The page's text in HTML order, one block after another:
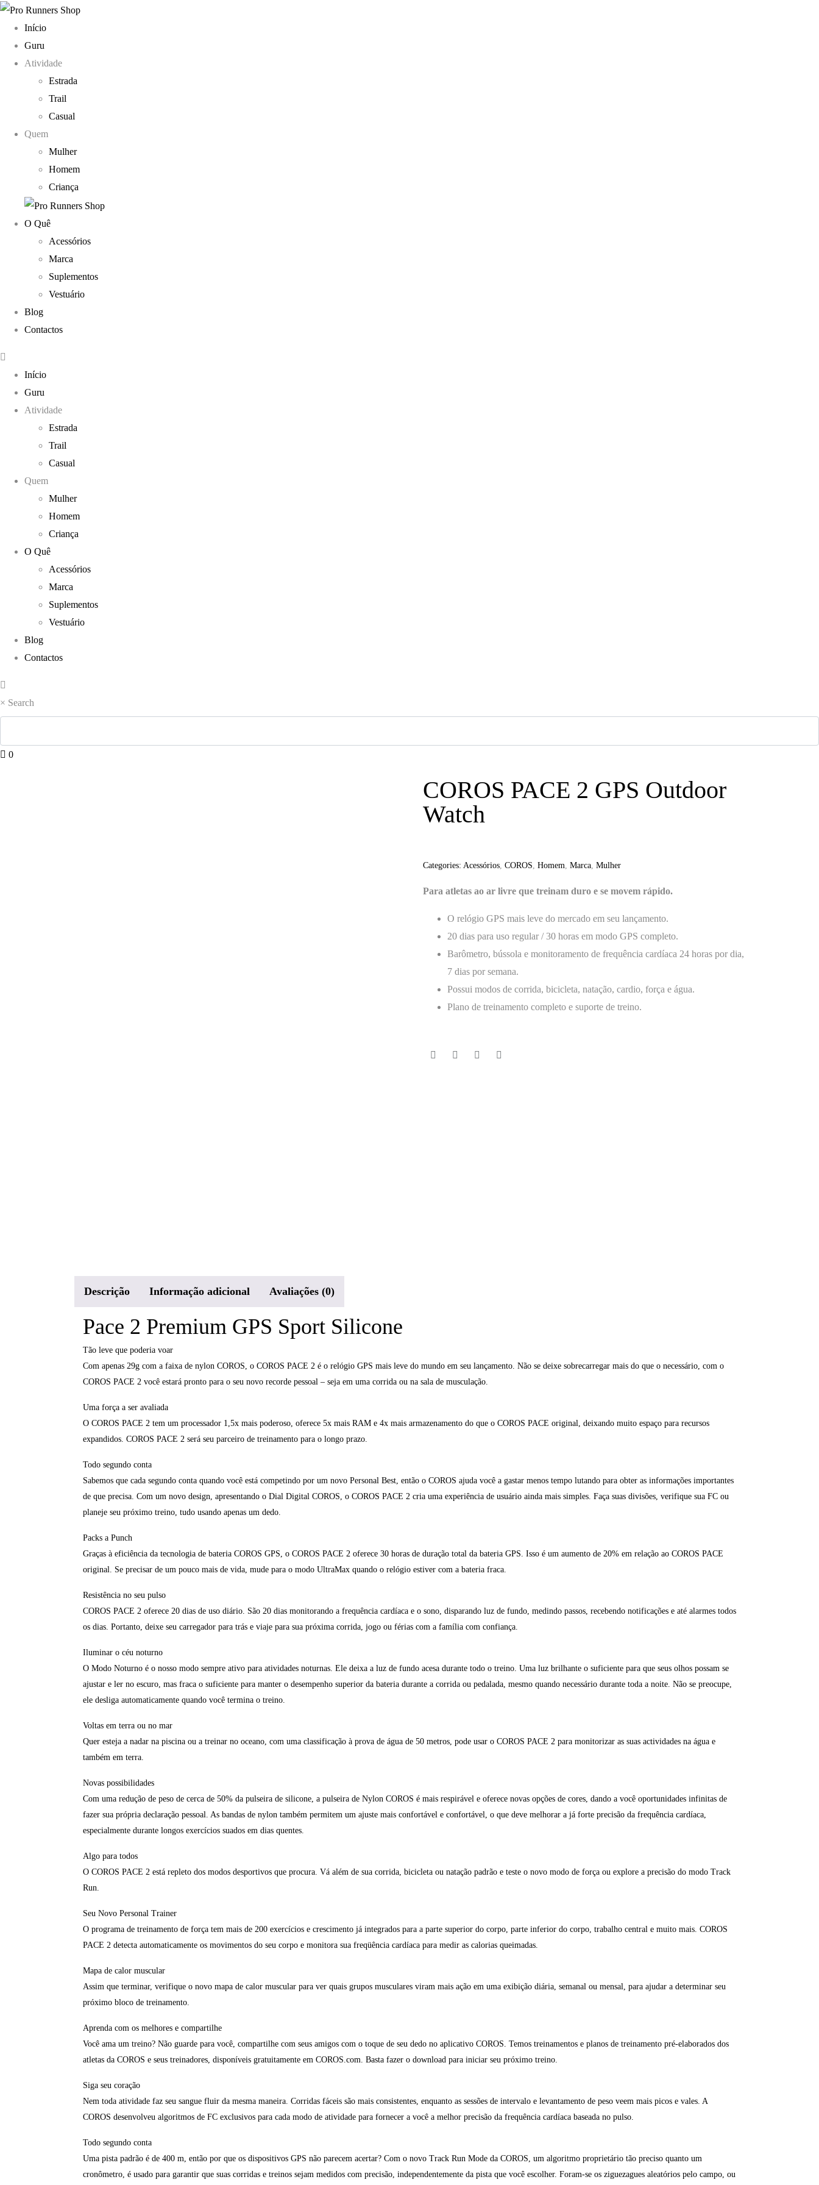
Início
Guru
Atividade
Estrada
Trail
Casual
Quem
Mulher
Homem
Criança
O Quê
Acessórios
Marca
Suplementos
Vestuário
Blog
Contactos
Início
Guru
Atividade
Estrada
Trail
Casual
Quem
Mulher
Homem
Criança
O Quê
Acessórios
Marca
Suplementos
Vestuário
Blog
Contactos
× Search
0
COROS PACE 2 GPS Outdoor
Watch
Categories: Acessórios, COROS, Homem, Marca, Mulher
Para atletas ao ar livre que treinam duro e se movem rápido.
O relógio GPS mais leve do mercado em seu lançamento.
20 dias para uso regular / 30 horas em modo GPS completo.
Barômetro, bússola e monitoramento de frequência cardíaca 24 horas por dia,
7 dias por semana.
Possui modos de corrida, bicicleta, natação, cardio, força e água.
Plano de treinamento completo e suporte de treino.
Descrição Informação adicional Avaliações (0)
Pace 2 Premium GPS Sport Silicone
Tão leve que poderia voar
Com apenas 29g com a faixa de nylon COROS, o COROS PACE 2 é o relógio GPS mais leve do mundo em seu lançamento. Não se deixe sobrecarregar mais do que o necessário, com o
COROS PACE 2 você estará pronto para o seu novo recorde pessoal – seja em uma corrida ou na sala de musculação.
Uma força a ser avaliada
O COROS PACE 2 tem um processador 1,5x mais poderoso, oferece 5x mais RAM e 4x mais armazenamento do que o COROS PACE original, deixando muito espaço para recursos
expandidos. COROS PACE 2 será seu parceiro de treinamento para o longo prazo.
Todo segundo conta
Sabemos que cada segundo conta quando você está competindo por um novo Personal Best, então o COROS ajuda você a gastar menos tempo lutando para obter as informações importantes
de que precisa. Com um novo design, apresentando o Dial Digital COROS, o COROS PACE 2 cria uma experiência de usuário ainda mais simples. Faça suas divisões, verifique sua FC ou
planeje seu próximo treino, tudo usando apenas um dedo.
Packs a Punch
Graças à eficiência da tecnologia de bateria COROS GPS, o COROS PACE 2 oferece 30 horas de duração total da bateria GPS. Isso é um aumento de 20% em relação ao COROS PACE
original. Se precisar de um pouco mais de vida, mude para o modo UltraMax quando o relógio estiver com a bateria fraca.
Resistência no seu pulso
COROS PACE 2 oferece 20 dias de uso diário. São 20 dias monitorando a frequência cardíaca e o sono, disparando luz de fundo, medindo passos, recebendo notificações e até alarmes todos
os dias. Portanto, deixe seu carregador para trás e viaje para sua próxima corrida, jogo ou férias com a família com confiança.
Iluminar o céu noturno
O Modo Noturno é o nosso modo sempre ativo para atividades noturnas. Ele deixa a luz de fundo acesa durante todo o treino. Uma luz brilhante o suficiente para que seus olhos possam se
ajustar e ler no escuro, mas fraca o suficiente para manter o desempenho superior da bateria durante a corrida ou pedalada, mesmo quando necessário durante toda a noite. Não se preocupe,
ele desliga automaticamente quando você termina o treino.
Voltas em terra ou no mar
Quer esteja a nadar na piscina ou a treinar no oceano, com uma classificação à prova de água de 50 metros, pode usar o COROS PACE 2 para monitorizar as suas actividades na água e
também em terra.
Novas possibilidades
Com uma redução de peso de cerca de 50% da pulseira de silicone, a pulseira de Nylon COROS é mais respirável e oferece novas opções de cores, dando a você oportunidades infinitas de
fazer sua própria declaração pessoal. As bandas de nylon também permitem um ajuste mais confortável e confortável, o que deve melhorar a já forte precisão da frequência cardíaca,
especialmente durante longos exercícios suados em dias quentes.
Algo para todos
O COROS PACE 2 está repleto dos modos desportivos que procura. Vá além de sua corrida, bicicleta ou natação padrão e teste o novo modo de força ou explore a precisão do modo Track
Run.
Seu Novo Personal Trainer
O programa de treinamento de força tem mais de 200 exercícios e crescimento já integrados para a parte superior do corpo, parte inferior do corpo, trabalho central e muito mais. COROS
PACE 2 detecta automaticamente os movimentos do seu corpo e monitora sua freqüência cardíaca para medir as calorias queimadas.
Mapa de calor muscular
Assim que terminar, verifique o novo mapa de calor muscular para ver quais grupos musculares viram mais ação em uma exibição diária, semanal ou mensal, para ajudar a determinar seu
próximo bloco de treinamento.
Aprenda com os melhores e compartilhe
Você ama um treino? Não guarde para você, compartilhe com seus amigos com o toque de seu dedo no aplicativo COROS. Temos treinamentos e planos de treinamento pré-elaborados dos
atletas da COROS e seus treinadores, disponíveis gratuitamente em COROS.com. Basta fazer o download para iniciar seu próximo treino.
Siga seu coração
Nem toda atividade faz seu sangue fluir da mesma maneira. Corridas fáceis são mais consistentes, enquanto as sessões de intervalo e levantamento de peso veem mais picos e vales. A
COROS desenvolveu algoritmos de FC exclusivos para cada modo de atividade para fornecer a você a melhor precisão da frequência cardíaca baseada no pulso.
Todo segundo conta
Uma pista padrão é de 400 m, então por que os dispositivos GPS não parecem acertar? Com o novo Track Run Mode da COROS, um algoritmo proprietário tão preciso quanto um
cronômetro, é usado para garantir que suas corridas e treinos sejam medidos com precisão, independentemente da pista que você escolher. Foram-se os ziguezagues aleatórios pelo campo, ou